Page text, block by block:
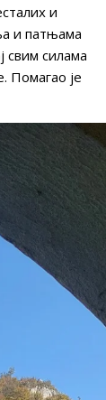
и
и патњама
свим силама
Помагао је